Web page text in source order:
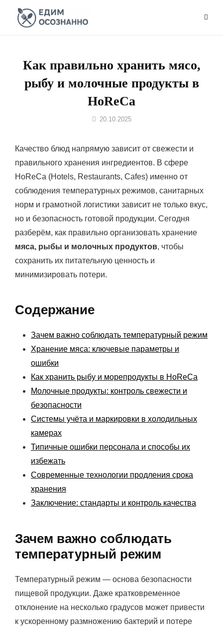
Перейти
Как правильно хранить мясо,
рыбу и молочные продукты в
HoReCa
Автор20.10.2025
Качество блюд напрямую зависит от свежести и
правильного хранения ингредиентов. В сфере
HoReCa (Hotels, Restaurants, Cafes) именно от
соблюдения температурных режимов, санитарных
норм и грамотной логистики зависит не только вкус,
но и безопасность готовой продукции. Сегодня
разберём, как правильно организовать хранение
мяса, рыбы и молочных продуктов, чтобы
сохранить их питательную ценность и
минимизировать потери.
Содержание
Зачем важно соблюдать температурный режим
Хранение мяса: ключевые параметры и
ошибки
Как хранить рыбу и морепродукты в HoReCa
Молочные продукты: контроль свежести и
безопасности
Системы учёта и маркировки в холодильных
камерах
Типичные ошибки персонала и способы их
избежать
Современные технологии продления срока
хранения
Заключение: стандарты и контроль качества
Зачем важно соблюдать
температурный режим
Температурный режим — основа безопасности
пищевой продукции. Даже кратковременное
отклонение на несколько градусов может привести
к ускоренному размножению бактерий и потере